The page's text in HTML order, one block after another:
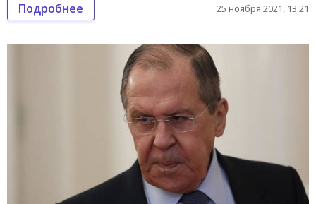
Подробнее 25 ноября 2021, 13:21